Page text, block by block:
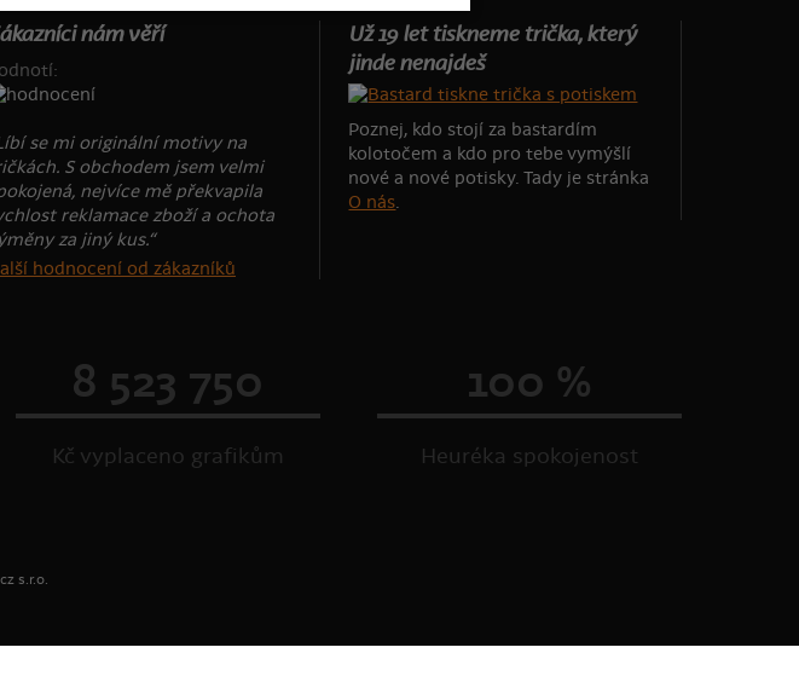
nám věří
se mi originální motivy na
S obchodem jsem velmi
nejvíce mě překvapila
reklamace zboží a ochota
za jiný kus.“
hodnocení od zákazníků
Už 19 let tiskneme trička, který
jinde nenajdeš
Poznej, kdo stojí za bastardím
kolotočem a kdo pro tebe vymýšlí
nové a nové potisky. Tady je stránka
O nás.
8 523 750
Kč vyplaceno grafikům
100 %
Heuréka spokojenost
s.r.o.